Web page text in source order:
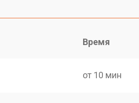
Время
от 10 мин